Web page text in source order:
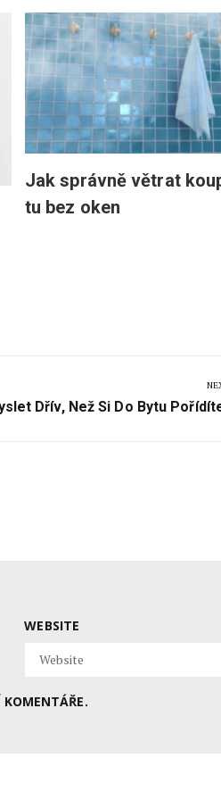
Jak správně větrat
tu bez oken
Dřív, Než Si Do Bytu
WEBSITE
KOMENTÁŘE.